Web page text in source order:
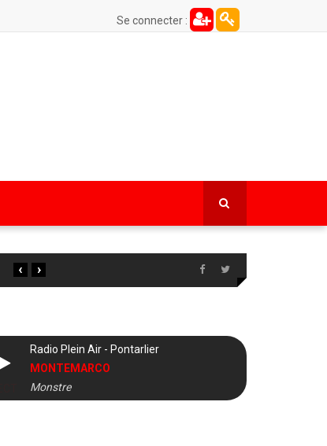
Se connecter :
›
‹
Radio Plein Air - Pontarlier
MONTEMARCO
Monstre